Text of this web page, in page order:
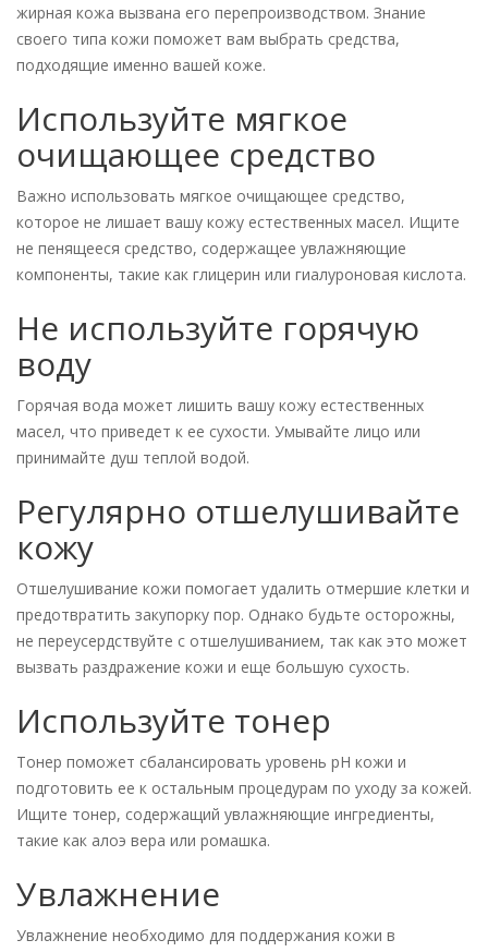
жирная кожа вызвана его перепроизводством. Знание
своего типа кожи поможет вам выбрать средства,
подходящие именно вашей коже.
Используйте мягкое
очищающее средство
Важно использовать мягкое очищающее средство,
которое не лишает вашу кожу естественных масел. Ищите
не пенящееся средство, содержащее увлажняющие
компоненты, такие как глицерин или гиалуроновая кислота.
Не используйте горячую
воду
Горячая вода может лишить вашу кожу естественных
масел, что приведет к ее сухости. Умывайте лицо или
принимайте душ теплой водой.
Регулярно отшелушивайте
кожу
Отшелушивание кожи помогает удалить отмершие клетки и
предотвратить закупорку пор. Однако будьте осторожны,
не переусердствуйте с отшелушиванием, так как это может
вызвать раздражение кожи и еще большую сухость.
Используйте тонер
Тонер поможет сбалансировать уровень pH кожи и
подготовить ее к остальным процедурам по уходу за кожей.
Ищите тонер, содержащий увлажняющие ингредиенты,
такие как алоэ вера или ромашка.
Увлажнение
Увлажнение необходимо для поддержания кожи в